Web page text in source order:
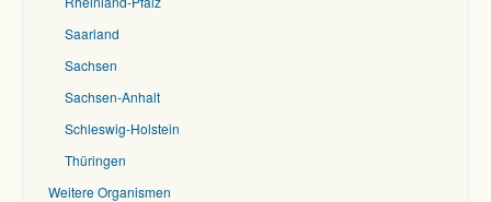
Saarland
Sachsen
Sachsen-Anhalt
Schleswig-Holstein
Thüringen
Weitere Organismen